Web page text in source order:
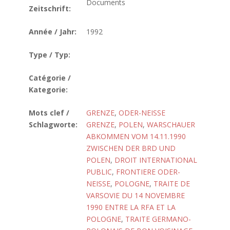
Zeitschrift:
Documents
Année / Jahr: 1992
Type / Typ:
Catégorie /
Kategorie:
Mots clef /
Schlagworte:
GRENZE, ODER-NEISSE
GRENZE, POLEN, WARSCHAUER
ABKOMMEN VOM 14.11.1990
ZWISCHEN DER BRD UND
POLEN, DROIT INTERNATIONAL
PUBLIC, FRONTIERE ODER-
NEISSE, POLOGNE, TRAITE DE
VARSOVIE DU 14 NOVEMBRE
1990 ENTRE LA RFA ET LA
POLOGNE, TRAITE GERMANO-